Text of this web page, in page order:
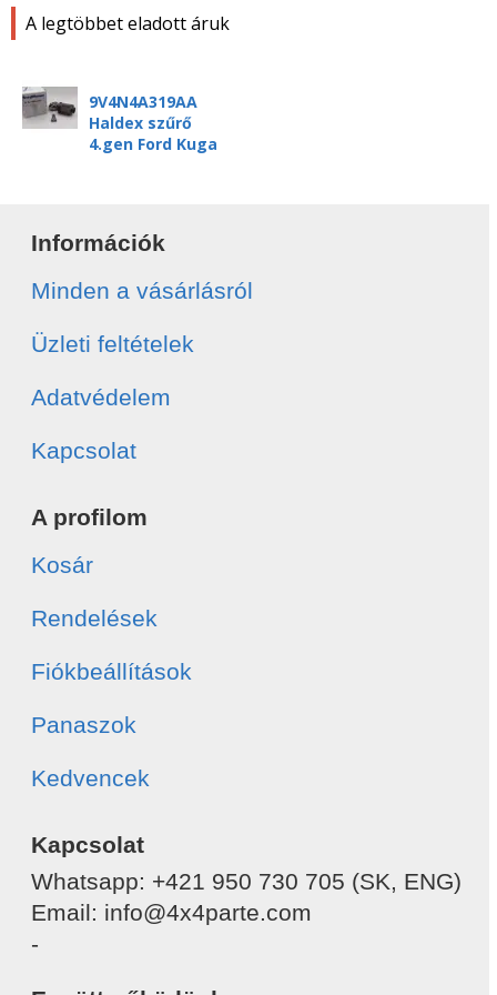
A legtöbbet eladott áruk
9V4N4A319AA
Haldex szűrő
4.gen Ford Kuga
Információk
Minden a vásárlásról
Üzleti feltételek
Adatvédelem
Kapcsolat
A profilom
Kosár
Rendelések
Fiókbeállítások
Panaszok
Kedvencek
Kapcsolat
Whatsapp: +421 950 730 705 (SK, ENG)
Email: info@4x4parte.com
-